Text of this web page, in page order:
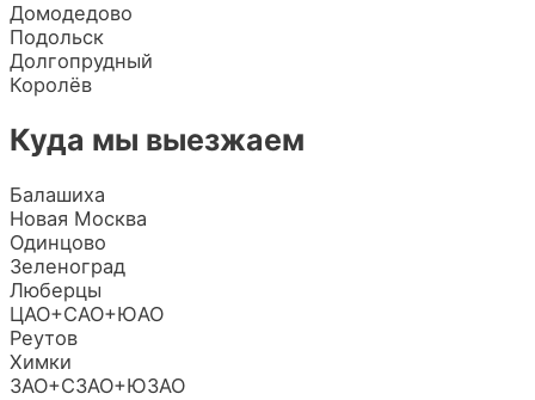
Домодедово
Подольск
Долгопрудный
Королёв
Куда мы выезжаем
Балашиха
Новая Москва
Одинцово
Зеленоград
Люберцы
ЦАО+САО+ЮАО
Реутов
Химки
ЗАО+СЗАО+ЮЗАО